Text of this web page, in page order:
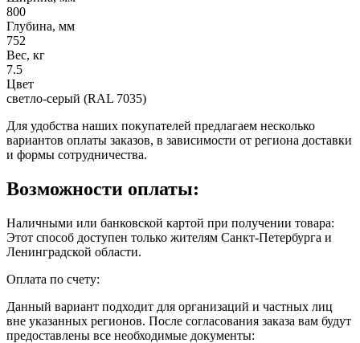
800
Глубина, мм
752
Вес, кг
7.5
Цвет
светло-серый (RAL 7035)
Для удобства наших покупателей предлагаем несколько
вариантов оплаты заказов, в зависимости от региона доставки
и формы сотрудничества.
Возможности оплаты:
Наличными или банковской картой при получении товара:
Этот способ доступен только жителям Санкт-Петербурга и
Ленинградской области.
Оплата по счету:
Данный вариант подходит для организаций и частных лиц
вне указанных регионов. После согласования заказа вам будут
предоставлены все необходимые документы: